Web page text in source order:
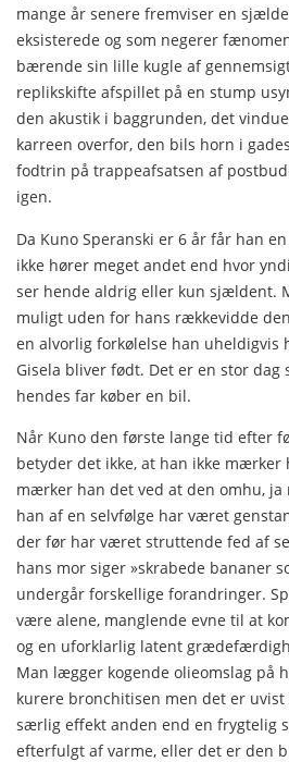
mange år senere fremviser en
eksisterede og som negerer
bærende sin lille kugle af
replik­skifte afspillet på en stump
den akustik i baggrunden, det
karreen overfor, den bils horn i
fodtrin på trappeafsatsen af
igen.
Da Kuno Speranski er 6 år får han
ikke hører meget andet end hvor
ser hende aldrig eller kun sjældent.
muligt uden for hans rækkevidde
en alvorlig forkølelse han uheldigvis
Gisela bliver født. Det er en stor dag
hendes far køber en bil.
Når Kuno den første lange tid efter
betyder det ikke, at han ikke
mærker han det ved at den omhu,
han af en selvfølge har været
der før har været struttende fed af
hans mor siger »skrabede bananer
under­går forskellige forandringer.
være alene, manglende evne til at
og en uforklarlig latent
Man læg­ger kogende olieomslag på
kurere bronchitisen men det er
særlig effekt anden end en frygtelig
efterfulgt af varme, el­ler det er den